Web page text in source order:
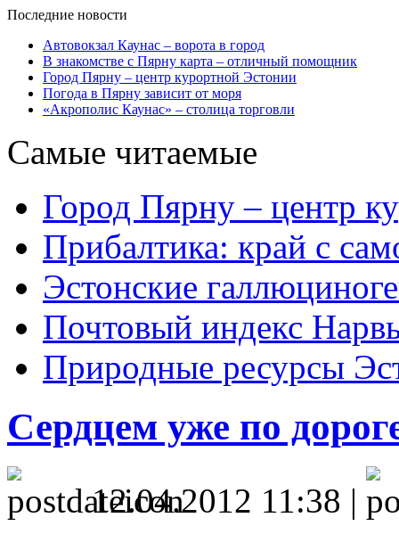
Последние новости
Автовокзал Каунас – ворота в город
В знакомстве с Пярну карта – отличный помощник
Город Пярну – центр курортной Эстонии
Погода в Пярну зависит от моря
«Акрополис Каунас» – столица торговли
Самые читаемые
Город Пярну – центр
Прибалтика: край с
Эстонские
Почтовый индекс
Природные ресурсы
Сердцем уже по
12.04.2012 11:38 |